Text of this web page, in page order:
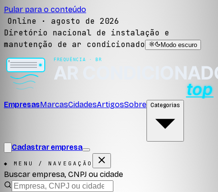
Pular para o conteúdo
Online · agosto de 2026
Diretório nacional de instalação e
manutenção de ar condicionado
Modo escuro
EmpresasMarcasCidadesArtigosSobre Categorias
Cadastrar empresa
◆ MENU / NAVEGAÇÃO
Buscar empresa, CNPJ ou cidade